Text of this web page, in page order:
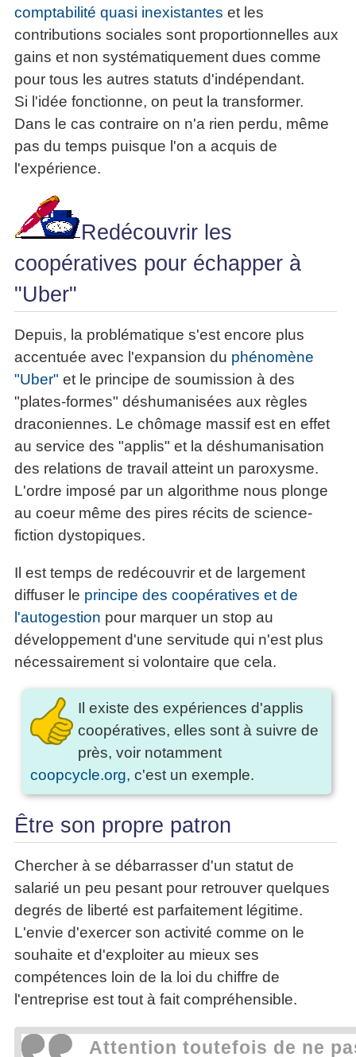
comptabilité quasi inexistantes et les
contributions sociales sont proportionnelles aux
gains et non systématiquement dues comme
pour tous les autres statuts d'indépendant.
Si l'idée fonctionne, on peut la transformer.
Dans le cas contraire on n'a rien perdu, même
pas du temps puisque l'on a acquis de
l'expérience.
Redécouvrir les
coopératives pour échapper à
"Uber"
Depuis, la problématique s'est encore plus
accentuée avec l'expansion du phénomène
"Uber" et le principe de soumission à des
"plates-formes" déshumanisées aux règles
draconiennes. Le chômage massif est en effet
au service des "applis" et la déshumanisation
des relations de travail atteint un paroxysme.
L'ordre imposé par un algorithme nous plonge
au coeur même des pires récits de science-
fiction dystopiques.
Il est temps de redécouvrir et de largement
diffuser le principe des coopératives et de
l'autogestion pour marquer un stop au
développement d'une servitude qui n'est plus
nécessairement si volontaire que cela.
Il existe des expériences d'applis
coopératives, elles sont à suivre de
près, voir notamment
coopcycle.org, c'est un exemple.
Être son propre patron
Chercher à se débarrasser d'un statut de
salarié un peu pesant pour retrouver quelques
degrés de liberté est parfaitement légitime.
L'envie d'exercer son activité comme on le
souhaite et d'exploiter au mieux ses
compétences loin de la loi du chiffre de
l'entreprise est tout à fait compréhensible.
Attention toutefois de ne